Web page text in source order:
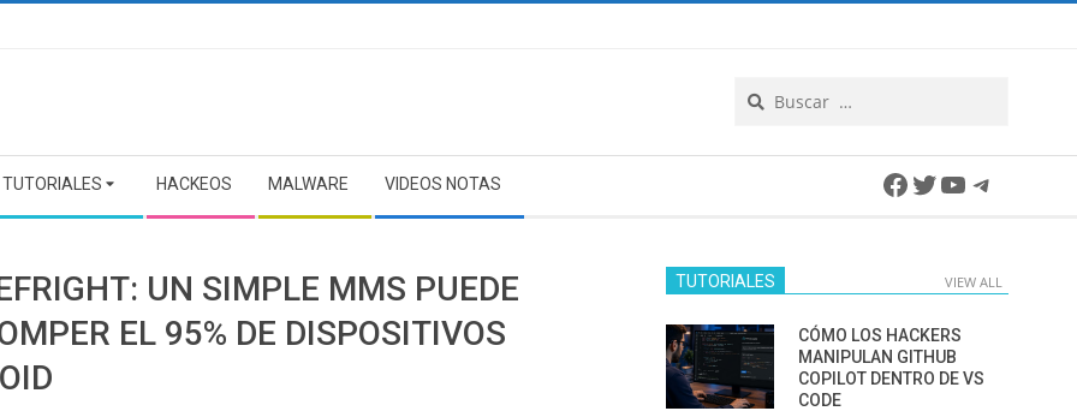
TUTORIALES HACKEOS MALWARE VIDEOS NOTAS Facebook
Twitter
YouTube
UN SIMPLE MMS PUEDE
EL 95% DE DISPOSITIVOS
TUTORIALES VIEW ALL
CÓMO LOS HACKERS
MANIPULAN GITHUB
COPILOT DENTRO DE VS
CODE